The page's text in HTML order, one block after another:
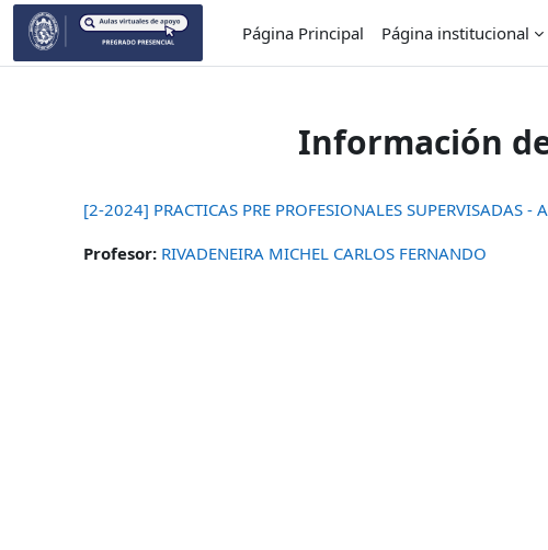
Salta al contenido principal
Página Principal
Página institucional
Información
[2-2024] PRACTICAS PRE PROFESIONALES SUPERVISADAS -
Profesor: RIVADENEIRA MICHEL CARLOS FERNANDO